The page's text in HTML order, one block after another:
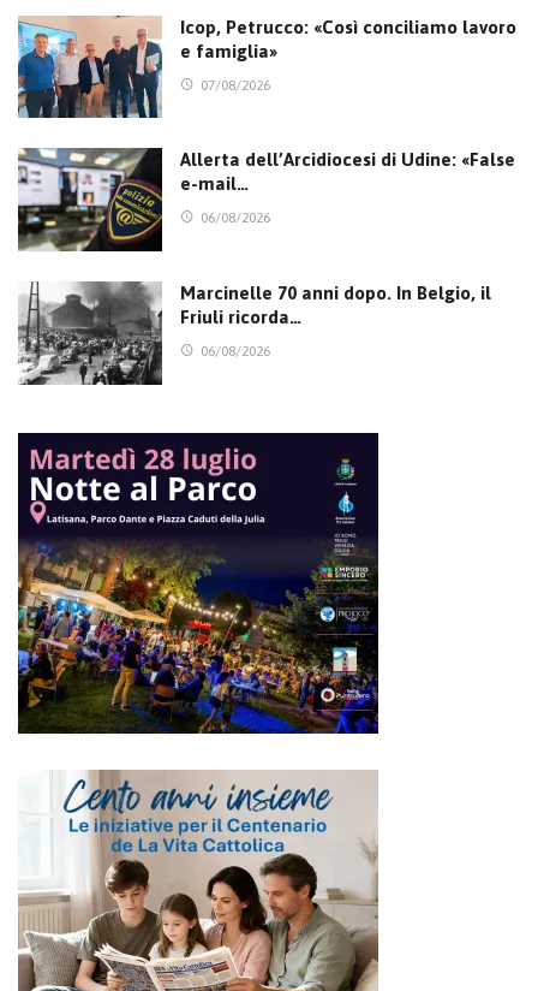
Icop, Petrucco: «Così conciliamo lavoro
e famiglia»
07/08/2026
Allerta dell’Arcidiocesi di Udine: «False
e-mail…
06/08/2026
Marcinelle 70 anni dopo. In Belgio, il
Friuli ricorda…
06/08/2026